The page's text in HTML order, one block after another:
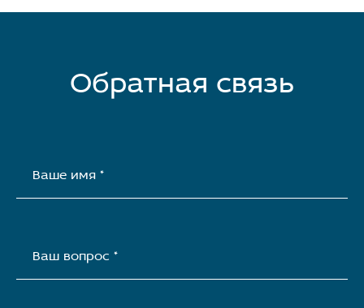
Обратная связь
Ваше имя *
Ваш вопрос *